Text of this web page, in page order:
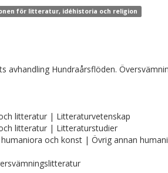
för litteratur, idéhistoria och religion
avhandling Hundraårsflöden.
litteratur | Litteraturvetenskap
litteratur | Litteraturstudier
och konst | Övrig annan